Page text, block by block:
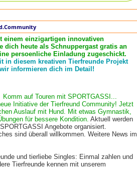
einem einzigartigen innovativen
dich heute als Schnuppergast gratis an
persoenliche Einladung zugeschickt.
in diesem kreativen Tierfreunde Projekt
informieren dich im Detail!
Komm auf Touren mit SPORTGASSI...
Initiative der Tierfreund Community! Jetzt
Auslauf mit Hund. Mit etwas Gymnastik,
für bessere Kondition. Aktuell werden
Angebote organisiert.
sind überall willkommen. Weitere News im
und tierliebe Singles: Einmal zahlen und
Tierfreunde kennen mit unserem